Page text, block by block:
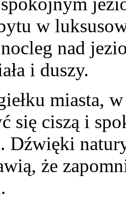
w
nad
⁤i duszy.
miasta,
się ⁤ciszą i
Dźwięki
że